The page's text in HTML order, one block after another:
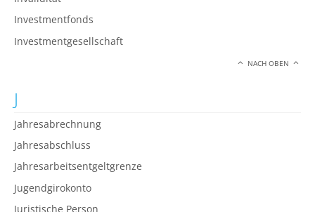
Investmentfonds
Investmentgesellschaft
NACH OBEN
J
Jahresabrechnung
Jahresabschluss
Jahresarbeitsentgeltgrenze
Jugendgirokonto
Juristische Person